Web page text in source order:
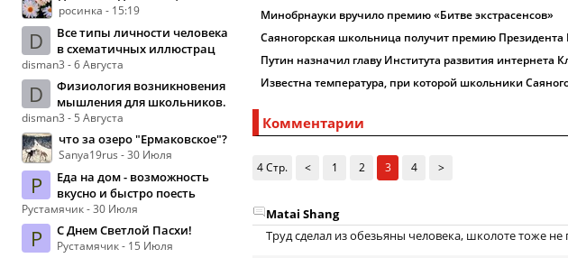
росинка - 15:19
D
Все типы личности человека
в схематичных иллюстрац
disman3 - 6 Августа
D
Физиология возникновения
мышления для школьников.
disman3 - 5 Августа
что за озеро "Ермаковское"?
Sanya19rus - 30 Июля
Р
Еда на дом - возможность
вкусно и быстро поесть
Рустамячик - 30 Июля
Р С Днем Светлой Пасхи!
Рустамячик - 15 Июля
Минобрнауки вручило премию «Битве экстрасенсов»
Саяногорская школьница получит премию Президента
Путин назначил главу Института развития интернета
Известна температура, при которой школьники
Комментарии
4 Стр. < 1 2 3 4 >
Matai Shang
Труд сделал из обезьяны человека, школоте тоже